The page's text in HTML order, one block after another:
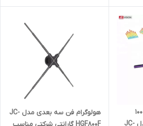
خرید
هولوگرام فن سه بعدی 100
سانتی گارانتی شرکتی مدل JC-
هولوگرام فن سه بعدی مدل JC-
HGF800F گارانتی شرکتی مناسب